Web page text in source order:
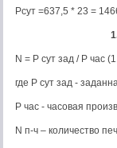
Рсут =637,5 * 23 =
N = P сут зад / Р час
где Р сут зад -
Р час - часовая
N п-ч – количество